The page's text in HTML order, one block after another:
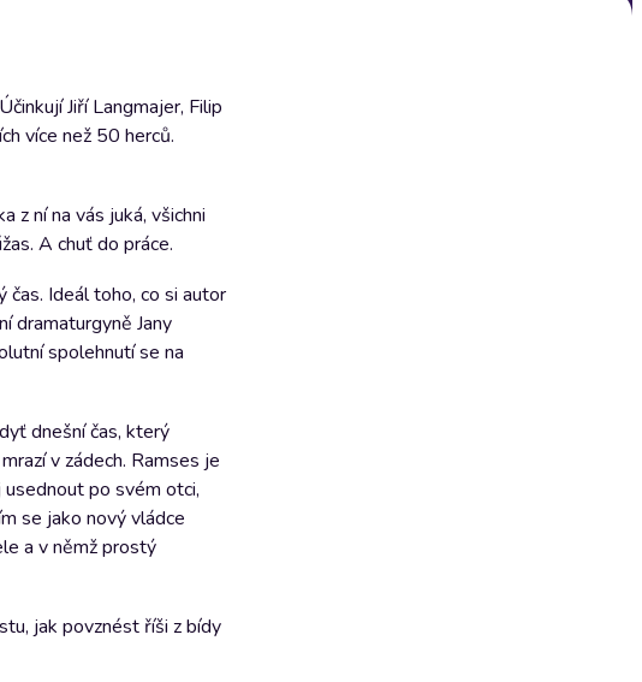
Jiří Langmajer, Filip
více než 50 herců.
z ní na vás juká, všichni
A chuť do práce.
čas. Ideál toho, co si autor
dramaturgyně Jany
spolehnutí se na
dnešní čas, který
v zádech. Ramses je
po svém otci,
se jako nový vládce
a v němž prostý
jak povznést říši z bídy